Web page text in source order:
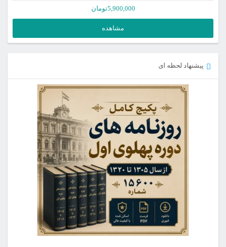
5,900,000تومان
مشاهده
پیشنهاد لحظه ای